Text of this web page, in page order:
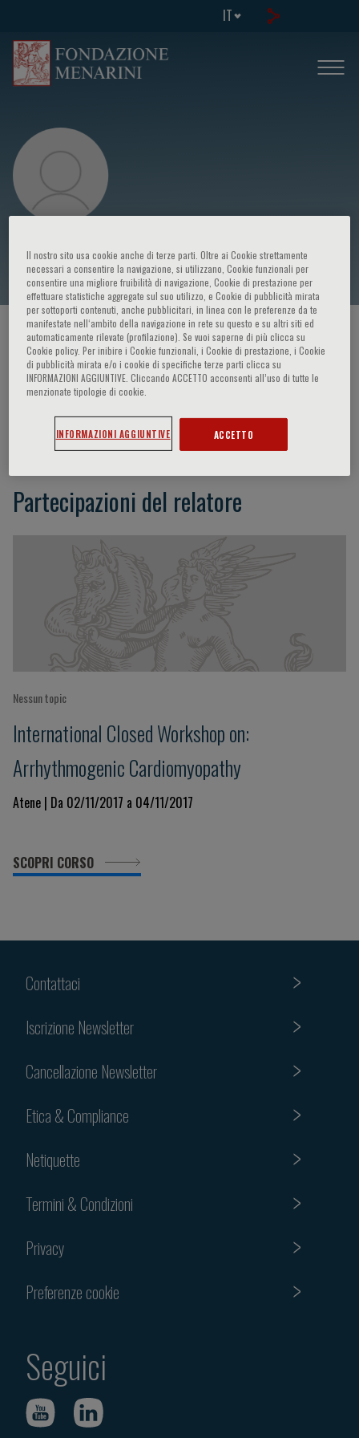
IT
Petros Syrris
HOME PAGE / CORSI ED EVENTI / RELATORE
Petros Syrris
Partecipazioni del relatore
Nessun topic
International Closed Workshop on:
Arrhythmogenic Cardiomyopathy
Atene | Da 02/11/2017 a 04/11/2017
SCOPRI CORSO
Contattaci
Iscrizione Newsletter
Cancellazione Newsletter
Etica & Compliance
Netiquette
Termini & Condizioni
Privacy
Preferenze cookie
Seguici
Il nostro sito usa cookie anche di terze parti. Oltre ai Cookie strettamente
necessari a consentire la navigazione, si utilizzano, Cookie funzionali per
consentire una migliore fruibilità di navigazione, Cookie di prestazione per
effettuare statistiche aggregate sul suo utilizzo, e Cookie di pubblicità mirata
per sottoporti contenuti, anche pubblicitari, in linea con le preferenze da te
manifestate nell‘ambito della navigazione in rete su questo e su altri siti ed
automaticamente rilevate (profilazione). Se vuoi saperne di più clicca su
Cookie policy. Per inibire i Cookie funzionali, i Cookie di prestazione, i Cookie
di pubblicità mirata e/o i cookie di specifiche terze parti clicca su
INFORMAZIONI AGGIUNTIVE. Cliccando ACCETTO acconsenti all’uso di tutte le
menzionate tipologie di cookie.
INFORMAZIONI AGGIUNTIVE ACCETTO